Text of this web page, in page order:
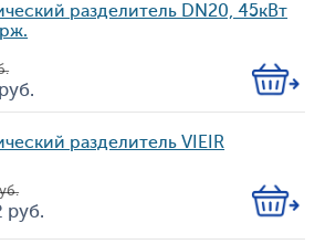
разделитель DN20, 45кВт
руб.
Кол-
во
разделитель VIEIR
руб.
Кол-